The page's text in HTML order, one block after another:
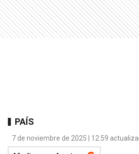
PAÍS
7 de noviembre de 2025 | 12:59